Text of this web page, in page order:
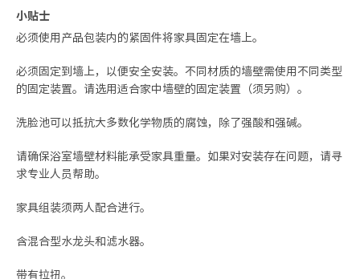
小贴士
必须使用产品包装内的紧固件将家具固定在墙上。
必须固定到墙上，以便安全安装。不同材质的墙壁需使用不同类型
的固定装置。请选用适合家中墙壁的固定装置（须另购）。
洗脸池可以抵抗大多数化学物质的腐蚀，除了强酸和强碱。
请确保浴室墙壁材料能承受家具重量。如果对安装存在问题，请寻
求专业人员帮助。
家具组装须两人配合进行。
含混合型水龙头和滤水器。
带有拉扭。